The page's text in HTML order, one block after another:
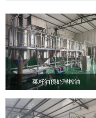
菜籽油预处理榨油